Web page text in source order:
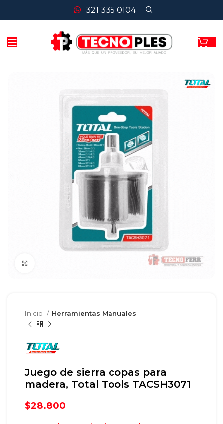
321 335 0104
Inicio Herramientas Manuales
Juego de sierra copas para
madera, Total Tools TACSH3071
$28.800